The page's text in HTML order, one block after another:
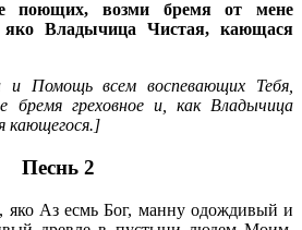
поющих, возми бремя от мене
яко Владычица Чистая, кающася
и Помощь всем воспевающих Тебя,
греховное и, как Владычица
кающегося.]
Песнь 2
яко Аз есмь Бог, манну одождивый и